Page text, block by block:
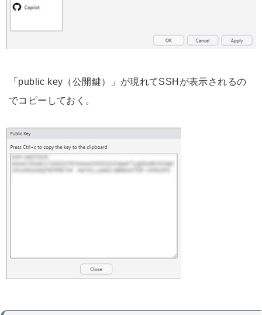
「public key（公開鍵）」が現れてSSHが表示されるの
でコピーしておく。